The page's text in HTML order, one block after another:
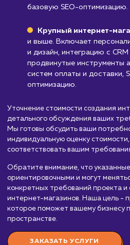
Стоимость
интернет
от 100 000
Мы предлагаем услуги по
которые помогут вам
факторов, включая количество
дизайн, уровень интеграции с
команды разработчиков. Вот
Простой интернет-
товаров, корзина,